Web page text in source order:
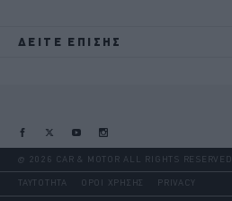
ΔΕΙΤΕ ΕΠΙΣΗΣ
@ 2026 CAR & MOTOR ALL RIGHTS RESERVED
ΤΑΥΤΟΤΗΤΑ ΟΡΟΙ ΧΡΗΣΗΣ PRIVACY